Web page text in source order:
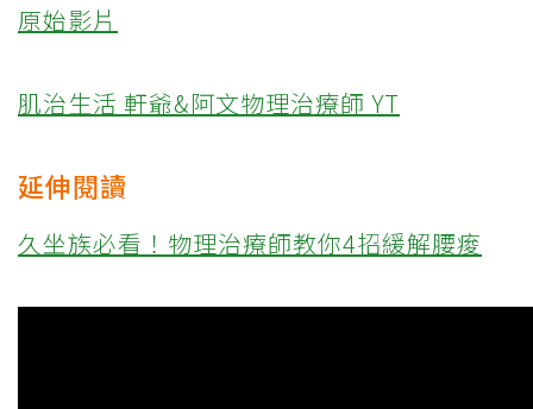
原始影片
肌治生活 軒爺&阿文物理治療師 YT
延伸閱讀
久坐族必看！物理治療師教你4招緩解腰痠